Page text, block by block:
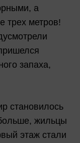
а
трех метров!
запаха,
становилось
жильцы
этаж стали